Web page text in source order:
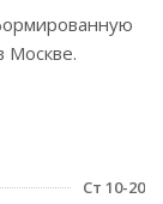
Москве.
Ст 10-20